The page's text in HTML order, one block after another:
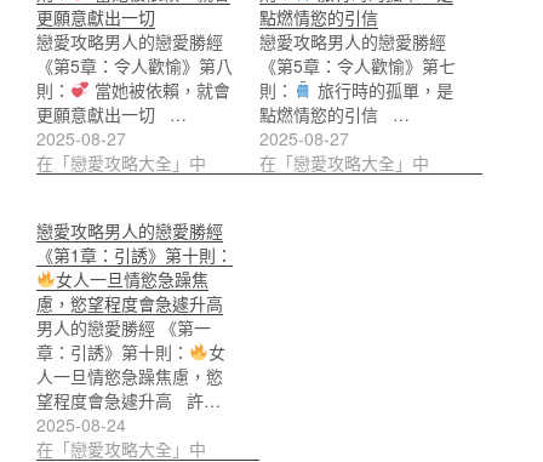
更願意獻出一切
戀愛攻略男人的戀愛勝經
《第5章：令人歡愉》第八
則：
當她被依賴，就會
更願意獻出一切 …
2025-08-27
在「戀愛攻略大全」中
點燃情慾的引信
戀愛攻略男人的戀愛勝經
《第5章：令人歡愉》第七
則：
旅行時的孤單，是
點燃情慾的引信 …
2025-08-27
在「戀愛攻略大全」中
戀愛攻略男人的戀愛勝經
《第1章：引誘》第十則：
女人一旦情慾急躁焦
慮，慾望程度會急遽升高
男人的戀愛勝經 《第一
章：引誘》第十則：
女
人一旦情慾急躁焦慮，慾
望程度會急遽升高 許…
2025-08-24
在「戀愛攻略大全」中